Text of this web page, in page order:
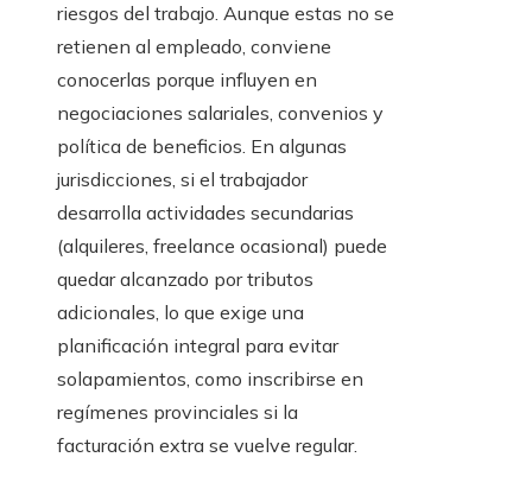
riesgos del trabajo. Aunque estas no se
retienen al empleado, conviene
conocerlas porque influyen en
negociaciones salariales, convenios y
política de beneficios. En algunas
jurisdicciones, si el trabajador
desarrolla actividades secundarias
(alquileres, freelance ocasional) puede
quedar alcanzado por tributos
adicionales, lo que exige una
planificación integral para evitar
solapamientos, como inscribirse en
regímenes provinciales si la
facturación extra se vuelve regular.